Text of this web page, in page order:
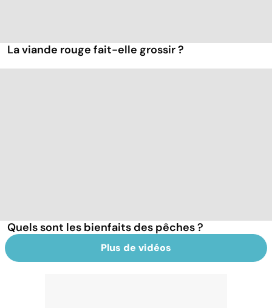
La viande rouge fait-elle grossir ?
Quels sont les bienfaits des pêches ?
Plus de vidéos